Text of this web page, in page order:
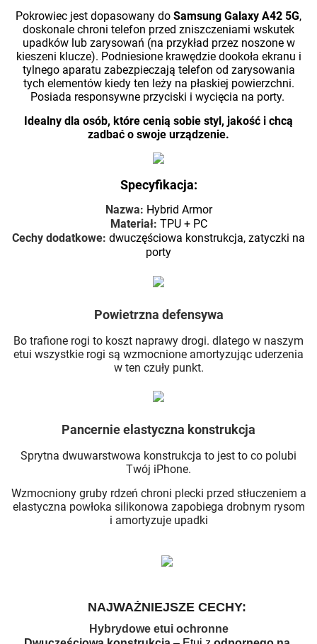
Pokrowiec jest dopasowany do Samsung Galaxy A42 5G,
doskonale chroni telefon przed zniszczeniami wskutek
upadków lub zarysowań (na przykład przez noszone w
kieszeni klucze). Podniesione krawędzie dookoła ekranu i
tylnego aparatu zabezpieczają telefon od zarysowania
tych elementów kiedy ten leży na płaskiej powierzchni.
Posiada responsywne przyciski i wycięcia na porty.
Idealny dla osób, które cenią sobie styl, jakość i chcą
zadbać o swoje urządzenie.
Specyfikacja:
Nazwa: Hybrid Armor
Materiał: TPU + PC
Cechy dodatkowe: dwuczęściowa konstrukcja, zatyczki na
porty
Powietrzna defensywa
Bo trafione rogi to koszt naprawy drogi. dlatego w naszym
etui wszystkie rogi są wzmocnione amortyzując uderzenia
w ten czuły punkt.
Pancernie elastyczna konstrukcja
Sprytna dwuwarstwowa konstrukcja to jest to co polubi
Twój iPhone.
Wzmocniony gruby rdzeń chroni plecki przed stłuczeniem a
elastyczna powłoka silikonowa zapobiega drobnym rysom
i amortyzuje upadki
NAJWAŻNIEJSZE CECHY:
Hybrydowe etuiochronne